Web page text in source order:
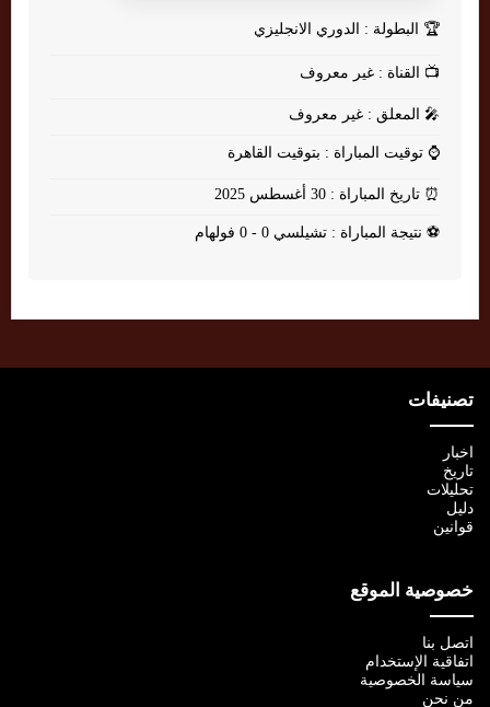
🏆 البطولة : الدوري الانجليزي
📺 القناة : غير معروف
🎤 المعلق : غير معروف
⌚ توقيت المباراة : بتوقيت القاهرة
⏰ تاريخ المباراة : 30 أغسطس 2025
⚽ نتيجة المباراة : تشيلسي 0 - 0 فولهام
تصنيفات
اخبار
تاريخ
تحليلات
دليل
قوانين
خصوصية الموقع
اتصل بنا
اتفاقية الإستخدام
سياسة الخصوصية
من نحن